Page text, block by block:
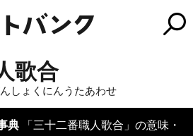
歌合
しょくにんうたあわせ
典 「三十二番職人歌合」の意味・